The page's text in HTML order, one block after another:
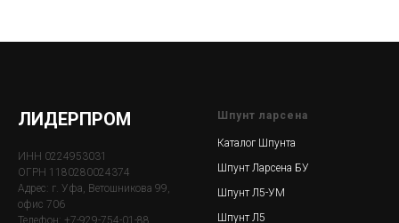
ЛИДЕРПРОМ
ИНН 0224953031
ОГРН 1180280024374
Адрес: г. Уфа, Ветошникова 99,
офис 706
Телефон: +7-929-754-01-88
Шпунт ларсена
Каталог Шпунта
Шпунт Ларсена БУ
Шпунт Л5-УМ
Шпунт Л5